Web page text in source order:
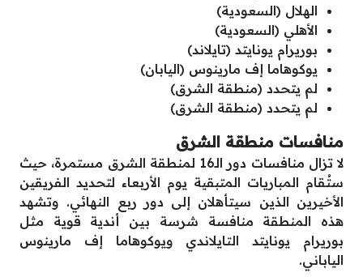
الهلال (السعودية)
الأهلي (السعودية)
بوريرام يونايتد (تايلاند)
يوكوهاما إف مارينوس (اليابان)
لم يتحدد (منطقة الشرق)
لم يتحدد (منطقة الشرق)
منافسات منطقة الشرق
لا تزال منافسات دور الـ16 لمنطقة الشرق مستمرة، حيث
ستُقام المباريات المتبقية يوم الأربعاء لتحديد الفريقين
الأخيرين الذين سيتأهلان إلى دور ربع النهائي. وتشهد
هذه المنطقة منافسة شرسة بين أندية قوية مثل
بوريرام يونايتد التايلاندي ويوكوهاما إف مارينوس
الياباني.